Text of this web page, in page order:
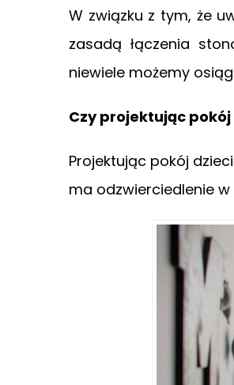
W związku z tym, że
zasadą łączenia
niewiele możemy
Czy projektując
Projektując pokój
ma odzwierciedlenie